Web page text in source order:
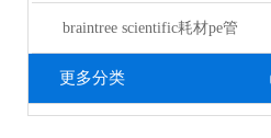
braintree scientific耗材pe管
更多分类